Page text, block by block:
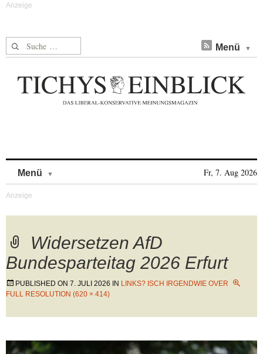
Suche nach: Menü
Menü Fr, 7. Aug 2026
Widersetzen AfD
Bundesparteitag 2026 Erfurt
PUBLISHED ON 7. JULI 2026 IN LINKS? ISCH IRGENDWIE OVER
FULL RESOLUTION (620 × 414)